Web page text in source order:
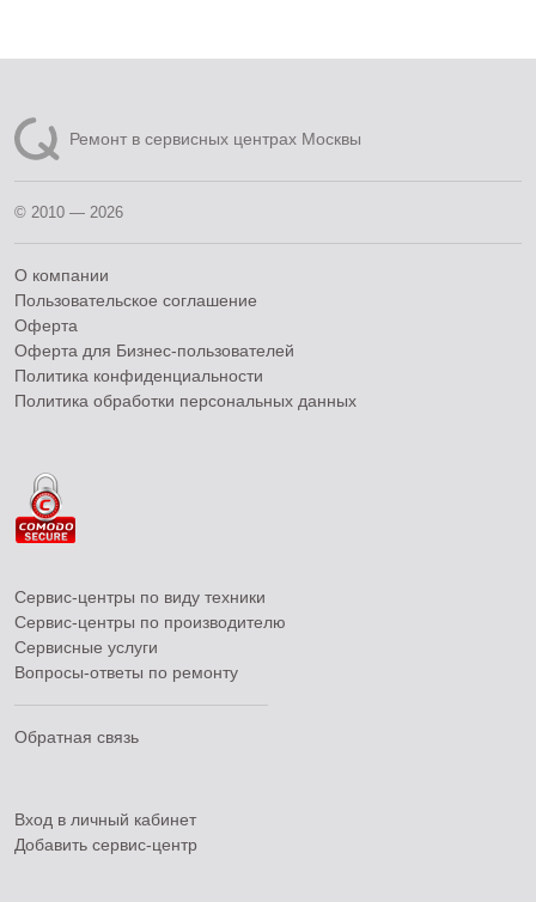
Ремонт в сервисных центрах Москвы
© 2010 — 2026
О компании
Пользовательское соглашение
Оферта
Оферта для Бизнес-пользователей
Политика конфиденциальности
Политика обработки персональных данных
Сервис-центры по виду техники
Сервис-центры по производителю
Сервисные услуги
Вопросы-ответы по ремонту
Обратная связь
Вход в личный кабинет
Добавить сервис-центр